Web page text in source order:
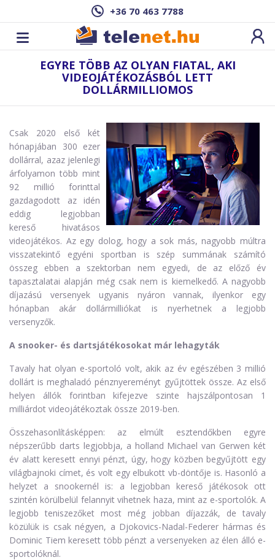
+36 70 463 7788
EGYRE TÖBB AZ OLYAN FIATAL, AKI
VIDEOJÁTÉKOZÁSBÓL LETT
DOLLÁRMILLIOMOS
Csak 2020 első két
hónapjában 300 ezer
dollárral, azaz jelenlegi
árfolyamon több mint
92 millió forinttal
gazdagodott az idén
eddig legjobban
kereső hivatásos
videojátékos. Az egy dolog, hogy a sok más, nagyobb múltra
visszatekintő egyéni sportban is szép summának számító
összeg ebben a szektorban nem egyedi, de az előző év
tapasztalatai alapján még csak nem is kiemelkedő. A nagyobb
díjazású versenyek ugyanis nyáron vannak, ilyenkor egy
hónapban akár dollármilliókat is nyerhetnek a legjobb
versenyzők.
A snooker- és dartsjátékosokat már lehagyták
Tavaly hat olyan e-sportoló volt, akik az év egészében 3 millió
dollárt is meghaladó pénznyereményt gyűjtöttek össze. Az első
helyen állók forintban kifejezve szinte hajszálpontosan 1
milliárdot videojátékoztak össze 2019-ben.
Összehasonlításképpen: az elmúlt esztendőkben egyre
népszerűbb darts legjobbja, a holland Michael van Gerwen két
év alatt keresett ennyi pénzt, úgy, hogy közben begyűjtött egy
világbajnoki címet, és volt egy elbukott vb-döntője is. Hasonló a
helyzet a snookernél is: a legjobban kereső játékosok ott
szintén körülbelül felannyit vihetnek haza, mint az e-sportolók. A
legjobb teniszezőket most még jobban díjazzák, de tavaly
közülük is csak négyen, a Djokovics-Nadal-Federer hármas és
Dominic Tiem keresett több pénzt a versenyeken az élen álló e-
sportolóknál.